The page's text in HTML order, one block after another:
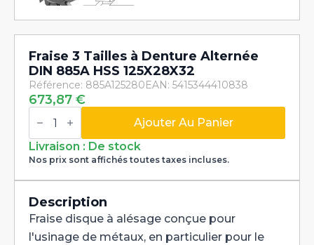
Fraise 3 Tailles à Denture Alternée
DIN 885A HSS 125X28X32
Référence: 885A125280EAN: 5415344410838
673,87 €
quantité
de
3
Tailles
Denture
DIN
885A
HSS
125X28X32
Ajouter Au Panier
Livraison : De stock
Nos prix sont affichés toutes taxes incluses.
Description
Fraise disque à alésage conçue pour
l'usinage de métaux, en particulier pour le